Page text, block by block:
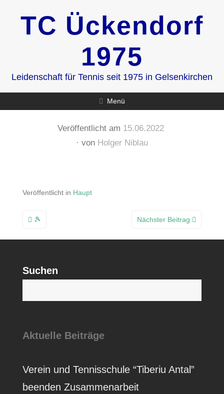
TC Ückendorf
1975
Leidenschaft für Tennis seit 1975 in Gelsenkirchen
Menü
Veröffentlicht am 15.06.2022
von Holger Niblau
Veröffentlicht in Haupt
Beitragsnavigation
🎾 Nächster Beitrag
Suchen
Aktuelle Beiträge
Verein und Tennisschule “Tiberiu Antal”
beenden Zusammenarbeit